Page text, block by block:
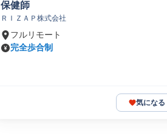
保健師
ＲＩＺＡＰ株式会社
フルリモート
完全歩合制
気になる